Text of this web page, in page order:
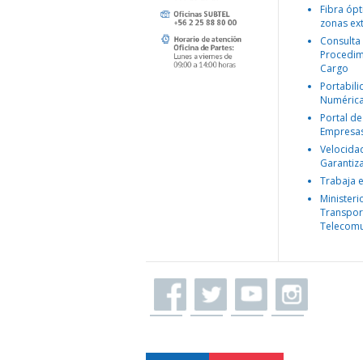
Fibra
zonas
Consulta
Cargo
Portal
Trabaja